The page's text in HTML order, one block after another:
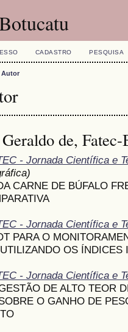
CADASTRO PESQUISA
Autor
de,
- Jornada Científica e
CARNE DE BÚFALO
- Jornada Científica e
PARA O
OS ÍNDICES
- Jornada Científica e
DE ALTO TEOR
O GANHO DE